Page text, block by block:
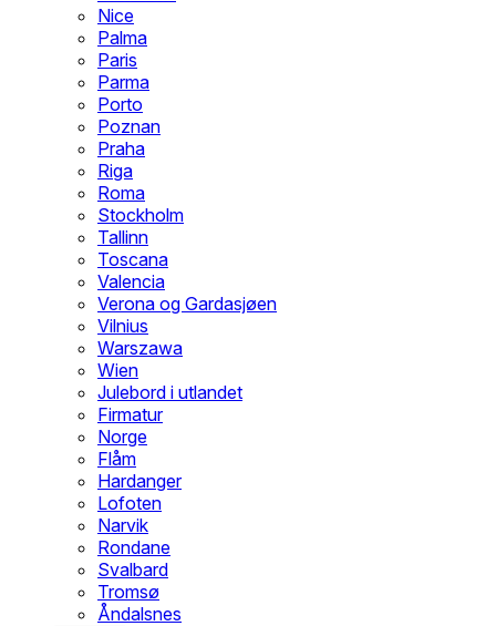
Nice
Palma
Paris
Parma
Porto
Poznan
Praha
Riga
Roma
Stockholm
Tallinn
Toscana
Valencia
Verona og Gardasjøen
Vilnius
Warszawa
Wien
Julebord i utlandet
Firmatur
Norge
Flåm
Hardanger
Lofoten
Narvik
Rondane
Svalbard
Tromsø
Åndalsnes